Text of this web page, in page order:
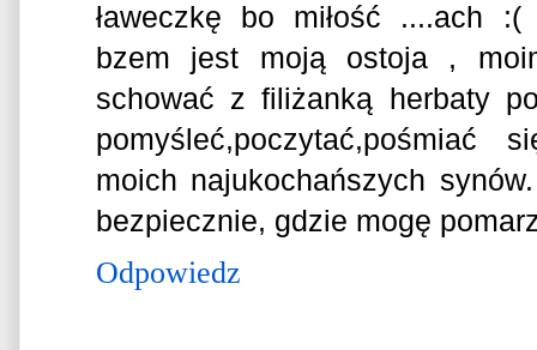
ławeczkę bo miłość ....ach
bzem jest moją ostoja ,
schować z filiżanką herbaty
pomyśleć,poczytać,pośmiać
moich najukochańszych
bezpiecznie, gdzie mogę
Odpowiedz